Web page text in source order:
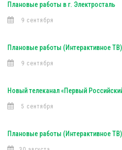
Плановые работы в г. Электросталь
9 сентября
Плановые работы (Интерактивное ТВ)
9 сентября
Новый телеканал «Первый
5 сентября
Плановые работы (Интерактивное ТВ)